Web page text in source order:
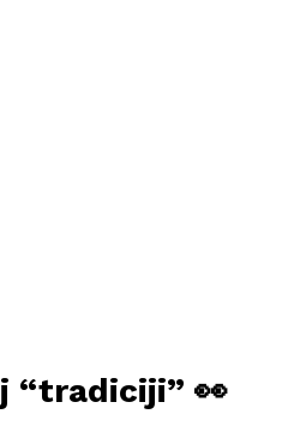
“tradiciji” 👀